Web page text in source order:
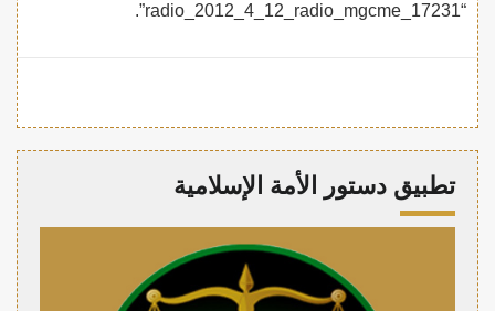
“radio_2012_4_12_radio_mgcme_17231”.
تطبيق دستور الأمة الإسلامية